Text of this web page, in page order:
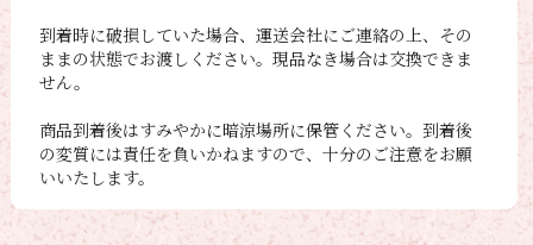
到着時に破損していた場合、運送会社にご連絡の上、その
ままの状態でお渡しください。現品なき場合は交換できま
せん。
商品到着後はすみやかに暗涼場所に保管ください。到着後
の変質には責任を負いかねますので、十分のご注意をお願
いいたします。